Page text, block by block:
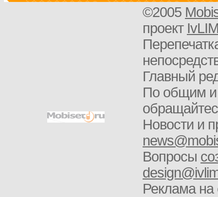
©2005
проект
Главный
По общим и
Новости и
Вопросы
Реклама на